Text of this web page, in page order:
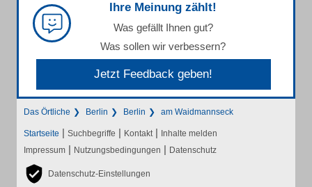
Ihre Meinung zählt!
Was gefällt Ihnen gut?
Was sollen wir verbessern?
Jetzt Feedback geben!
Das Örtliche Berlin Berlin am Waidmannseck
Startseite | Suchbegriffe | Kontakt | Inhalte melden
Impressum | Nutzungsbedingungen | Datenschutz
Datenschutz-Einstellungen